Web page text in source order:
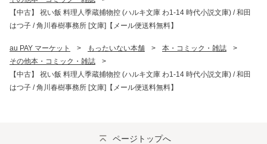
【中古】 祝い飯 料理人季蔵捕物控 (ハルキ文庫 わ1-14 時代小説文庫) / 和田
はつ子 / 角川春樹事務所 [文庫]【メール便送料無料】
au PAY マーケット > もったいない本舗 > 本・コミック・雑誌
>
その他本・コミック・雑誌
>
【中古】 祝い飯 料理人季蔵捕物控 (ハルキ文庫 わ1-14 時代小説文庫) / 和田
はつ子 / 角川春樹事務所 [文庫]【メール便送料無料】
ページトップへ